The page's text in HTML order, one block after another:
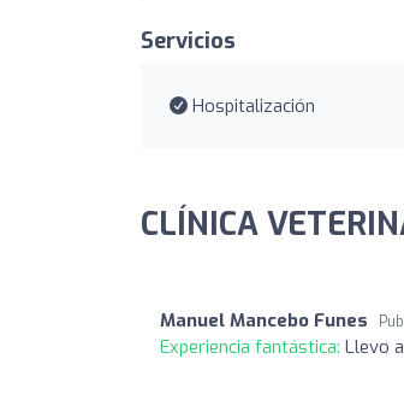
Servicios
Hospitalización
CLÍNICA
Manuel Mancebo Funes
Experiencia fantástica: Llevo